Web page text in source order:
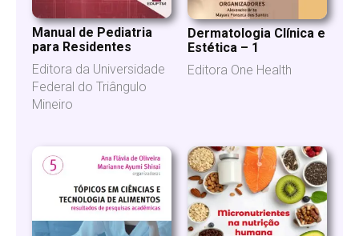
Manual de Pediatria
para Residentes
Editora da Universidade
Federal do Triângulo
Mineiro
Dermatologia Clínica e
Estética – 1
Editora One Health